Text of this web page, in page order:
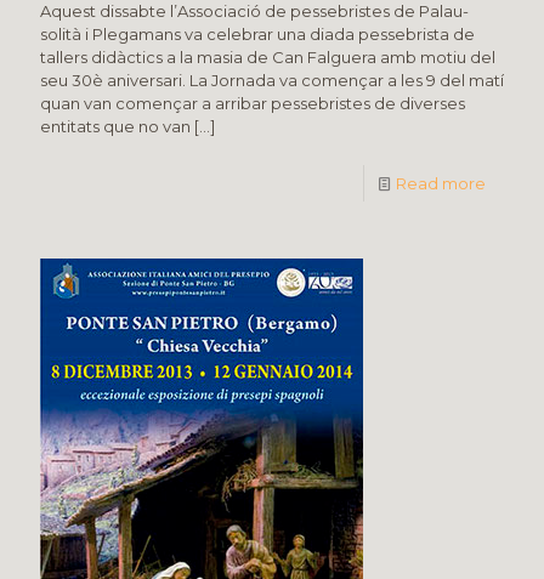
Aquest dissabte l’Associació de pessebristes de Palau-
solità i Plegamans va celebrar una diada pessebrista de
tallers didàctics a la masia de Can Falguera amb motiu del
seu 30è aniversari. La Jornada va començar a les 9 del matí
quan van començar a arribar pessebristes de diverses
entitats que no van […]
Read more